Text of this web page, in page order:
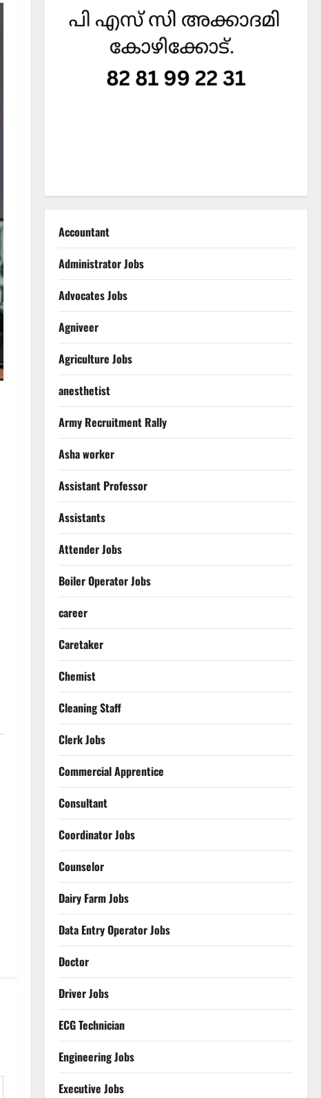
Accountant
Administrator Jobs
Advocates Jobs
Agniveer
Agriculture Jobs
anesthetist
Army Recruitment Rally
Asha worker
Assistant Professor
Assistants
Attender Jobs
Boiler Operator Jobs
career
Caretaker
Chemist
Cleaning Staff
Clerk Jobs
Commercial Apprentice
Consultant
Coordinator Jobs
Counselor
Dairy Farm Jobs
Data Entry Operator Jobs
Doctor
Driver Jobs
ECG Technician
Engineering Jobs
Executive Jobs